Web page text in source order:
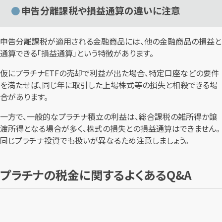
申告分離課税や損益通算の違いに注意
申告分離課税が適用される金融商品には、他の金融商品の損益と
通算できる「損益通算」という特徴があります。
仮にプラチナETFの売却で利益が出た場合、特定口座などの要件
を満たせば、同じ年に取引した上場株式等の損失と相殺できる場
合があります。
一方で、一般的なプラチナ積立の利益は、総合課税の雑所得か譲
渡所得となる場合が多く、株式の損失との損益通算はできません。
同じプラチナ投資でも扱いが異なるため注意しましょう。
プラチナの税金に関するよくあるQ&A